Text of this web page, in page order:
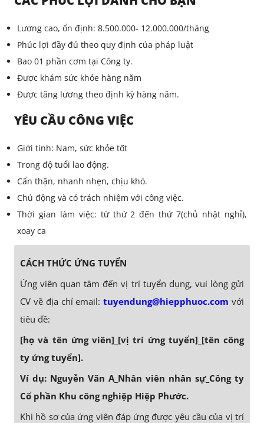
Lương cao, ổn định: 8.500.000- 12.000.000/tháng
Phúc lợi đầy đủ theo quy định của pháp luật
Bao 01 phần cơm tại Công ty.
Được khám sức khỏe hàng năm
Được tăng lương theo định kỳ hàng năm.
YÊU CẦU CÔNG VIỆC
Giới tính: Nam, sức khỏe tốt
Trong độ tuổi lao động.
Cẩn thận, nhanh nhẹn, chịu khó.
Chủ động và có trách nhiệm với công việc.
Thời gian làm việc: từ thứ 2 đến thứ 7(chủ nhật nghỉ),
xoay ca
CÁCH THỨC ỨNG TUYỂN
Ứng viên quan tâm đến vị trí tuyển dụng, vui lòng gửi
CV về địa chỉ email:tuyendung@hiepphuoc.com với
tiêu đề:
[họ và tên ứng viên]_[vị trí ứng tuyển]_[tên công
ty ứng tuyển].
Ví dụ: Nguyễn Văn A_Nhân viên nhân sự_Công ty
Cổ phần Khu công nghiệp Hiệp Phước.
Khi hồ sơ của ứng viên đáp ứng được yêu cầu của vị trí